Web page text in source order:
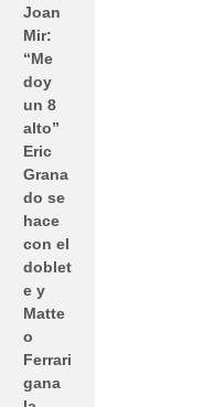
Joan
Mir:
“Me
doy
un 8
alto”
Eric
Grana
do se
hace
con el
doblet
e y
Matte
o
Ferrari
gana